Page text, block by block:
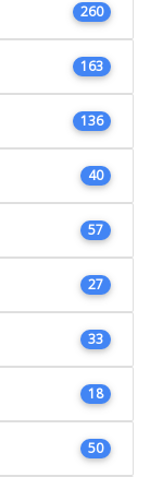
260
163
136
40
57
27
33
18
50